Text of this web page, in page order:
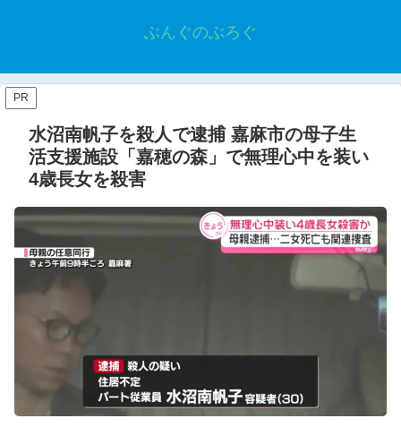
ぶんぐのぶろぐ
PR
水沼南帆子を殺人で逮捕 嘉麻市の母子生
活支援施設「嘉穂の森」で無理心中を装い
4歳長女を殺害